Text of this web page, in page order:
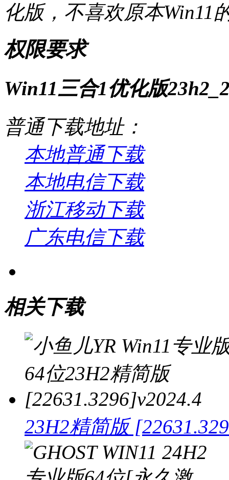
化版，不喜欢原本Win11
权限要求
Win11三合1优化版
普通下载地址：
本地普通下载
本地电信下载
浙江移动下载
广东电信下载
相关下载
23H2精简版